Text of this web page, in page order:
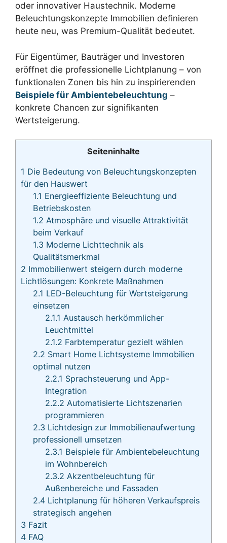
oder innovativer Haustechnik. Moderne
Beleuchtungskonzepte Immobilien definieren
heute neu, was Premium-Qualität bedeutet.
Für Eigentümer, Bauträger und Investoren
eröffnet die professionelle Lichtplanung – von
funktionalen Zonen bis hin zu inspirierenden
Beispiele für Ambientebeleuchtung –
konkrete Chancen zur signifikanten
Wertsteigerung.
Seiteninhalte
1 Die Bedeutung von Beleuchtungskonzepten
für den Hauswert
1.1 Energieeffiziente Beleuchtung und
Betriebskosten
1.2 Atmosphäre und visuelle Attraktivität
beim Verkauf
1.3 Moderne Lichttechnik als
Qualitätsmerkmal
2 Immobilienwert steigern durch moderne
Lichtlösungen: Konkrete Maßnahmen
2.1 LED-Beleuchtung für Wertsteigerung
einsetzen
2.1.1 Austausch herkömmlicher
Leuchtmittel
2.1.2 Farbtemperatur gezielt wählen
2.2 Smart Home Lichtsysteme Immobilien
optimal nutzen
2.2.1 Sprachsteuerung und App-
Integration
2.2.2 Automatisierte Lichtszenarien
programmieren
2.3 Lichtdesign zur Immobilienaufwertung
professionell umsetzen
2.3.1 Beispiele für Ambientebeleuchtung
im Wohnbereich
2.3.2 Akzentbeleuchtung für
Außenbereiche und Fassaden
2.4 Lichtplanung für höheren Verkaufspreis
strategisch angehen
3 Fazit
4 FAQ